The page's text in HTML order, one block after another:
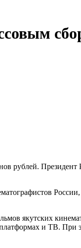
рублей.
якутских
и ТВ. При